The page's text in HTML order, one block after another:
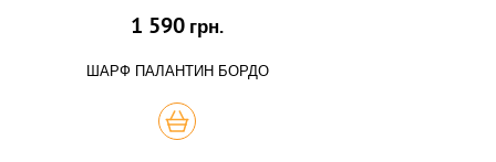
1 590 грн.
ШАРФ ПАЛАНТИН БОРДО
КУПИТЬ